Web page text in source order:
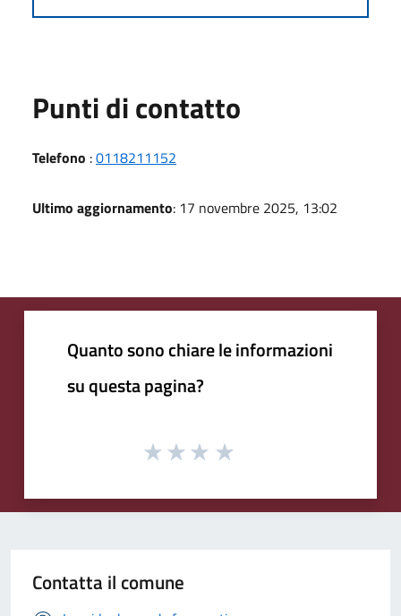
Punti di contatto
Telefono :0118211152
Ultimo aggiornamento: 17 novembre 2025, 13:02
Quanto sono chiare le informazioni
su questa pagina?
Contatta il comune